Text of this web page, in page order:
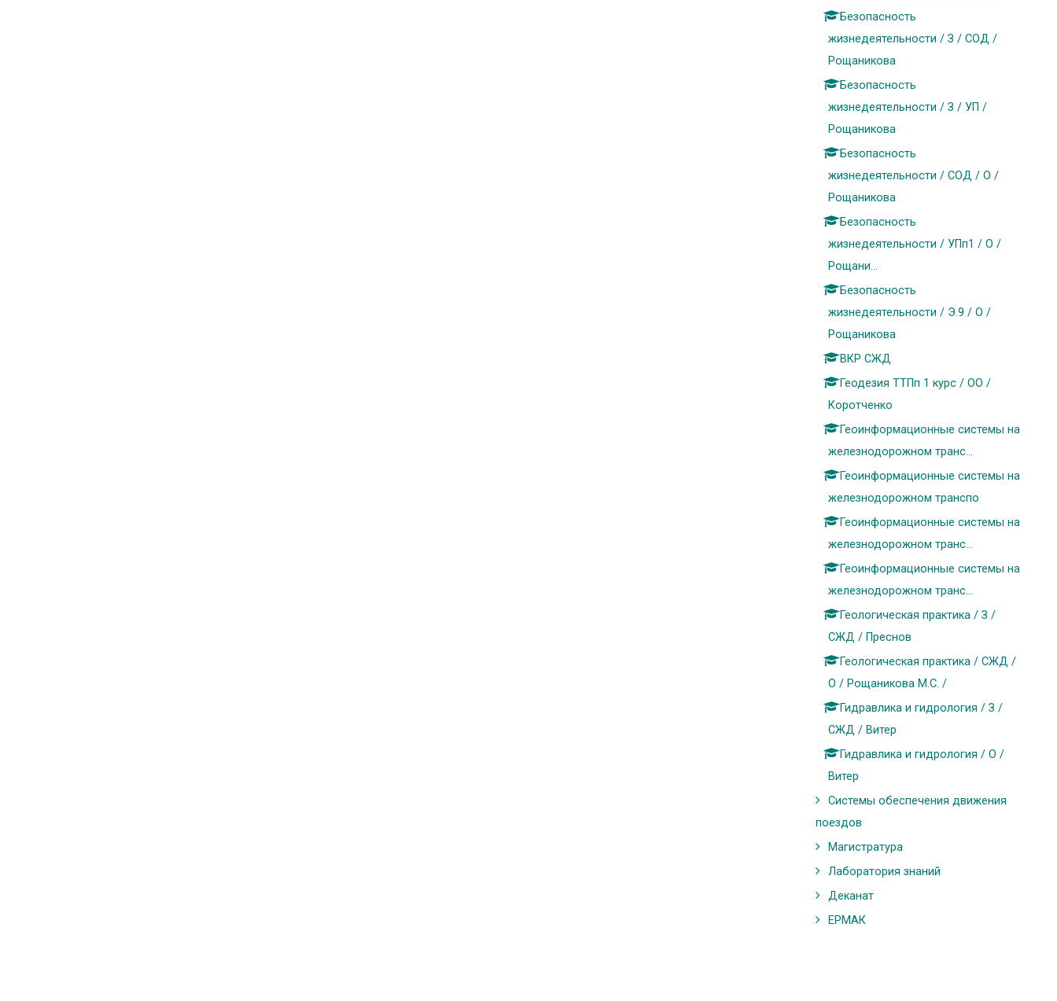
Безопасность
жизнедеятельности / З / СОД /
Рощаникова
Безопасность
жизнедеятельности / З / УП /
Рощаникова
Безопасность
жизнедеятельности / СОД / О /
Рощаникова
Безопасность
жизнедеятельности / УПп1 / О /
Рощани...
Безопасность
жизнедеятельности / Э.9 / О /
Рощаникова
ВКР СЖД
Геодезия ТТПп 1 курс / ОО /
Коротченко
Геоинформационные системы на
железнодорожном транс...
Геоинформационные системы на
железнодорожном транспо
Геоинформационные системы на
железнодорожном транс...
Геоинформационные системы на
железнодорожном транс...
Геологическая практика / З /
СЖД / Преснов
Геологическая практика / СЖД /
О / Рощаникова М.С. /
Гидравлика и гидрология / З /
СЖД / Витер
Гидравлика и гидрология / О /
Витер
Системы обеспечения движения
поездов
Магистратура
Лаборатория знаний
Деканат
ЕРМАК